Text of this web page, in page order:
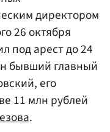
директором
26 октября
под арест до 24
бывший главный
его
11 млн рублей
.